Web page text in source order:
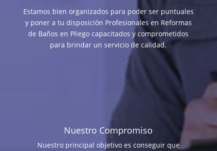
Estamos bien organizados para poder ser puntuales
y poner a tu disposición Profesionales en Reformas
de Baños en Pliego capacitados y comprometidos
para brindar un servicio de calidad.
Nuestro Compromiso
Nuestro principal objetivo es conseguir que